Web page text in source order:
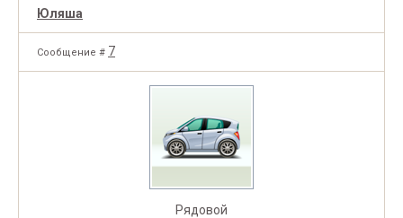
Юляша
Сообщение # 7
Рядовой